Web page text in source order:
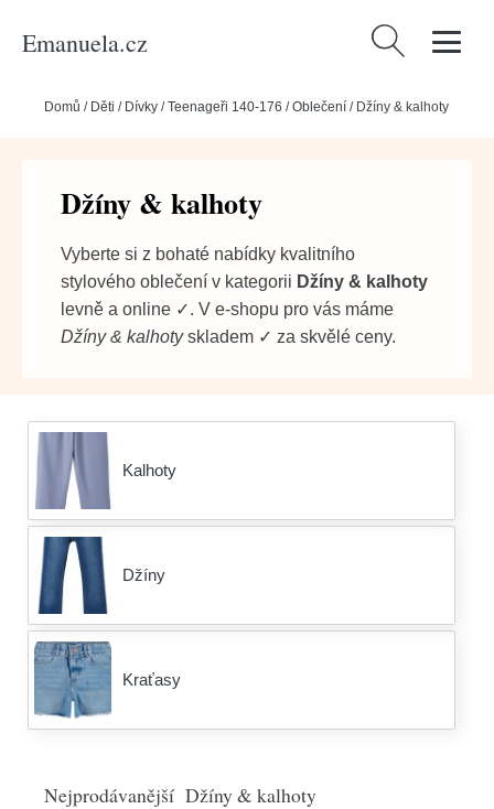
Emanuela.cz Vyhledávání
Domů / Děti / Dívky /Teenageři 140-176 /Oblečení / Džíny & kalhoty
Džíny & kalhoty
Vyberte si z bohaté nabídky kvalitního
stylového oblečení v kategorii Džíny & kalhoty
levně a online ✓. V e-shopu pro vás máme
Džíny & kalhotyskladem ✓ za skvělé ceny.
Kalhoty
Džíny
Kraťasy
Nejprodávanější Džíny & kalhoty